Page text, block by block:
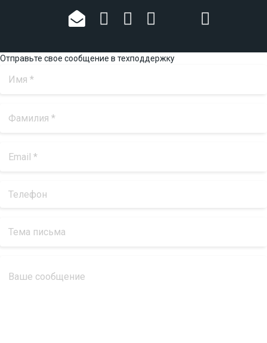
Отправьте свое сообщение в техподдержку